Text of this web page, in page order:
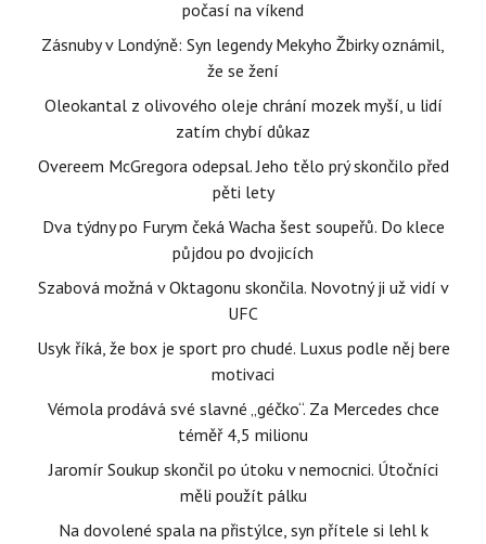
počasí na víkend
Zásnuby v Londýně: Syn legendy Mekyho Žbirky oznámil,
že se žení
Oleokantal z olivového oleje chrání mozek myší, u lidí
zatím chybí důkaz
Overeem McGregora odepsal. Jeho tělo prý skončilo před
pěti lety
Dva týdny po Furym čeká Wacha šest soupeřů. Do klece
půjdou po dvojicích
Szabová možná v Oktagonu skončila. Novotný ji už vidí v
UFC
Usyk říká, že box je sport pro chudé. Luxus podle něj bere
motivaci
Vémola prodává své slavné „géčko“. Za Mercedes chce
téměř 4,5 milionu
Jaromír Soukup skončil po útoku v nemocnici. Útočníci
měli použít pálku
Na dovolené spala na přistýlce, syn přítele si lehl k